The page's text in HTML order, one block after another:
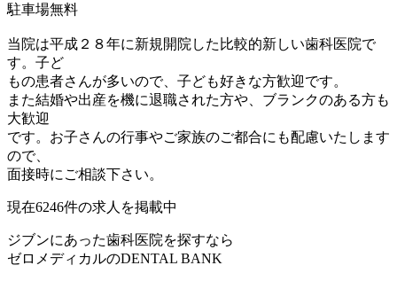
駐車場無料
当院は平成２８年に新規開院した比較的新しい歯科医院で
す。子ど
もの患者さんが多いので、子ども好きな方歓迎です。
また結婚や出産を機に退職された方や、ブランクのある方も
大歓迎
です。お子さんの行事やご家族のご都合にも配慮いたします
ので、
面接時にご相談下さい。
現在6246件の求人を掲載中
ジブンにあった歯科医院を探すなら
ゼロメディカルのDENTAL BANK